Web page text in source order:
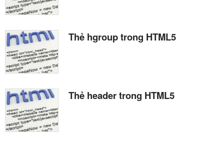
Thẻ hgroup trong HTML5
Thẻ header trong HTML5